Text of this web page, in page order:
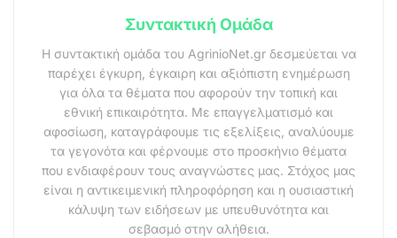
Συντακτική Ομάδα
Η συντακτική ομάδα του AgrinioNet.gr δεσμεύεται να
παρέχει έγκυρη, έγκαιρη και αξιόπιστη ενημέρωση
για όλα τα θέματα που αφορούν την τοπική και
εθνική επικαιρότητα. Με επαγγελματισμό και
αφοσίωση, καταγράφουμε τις εξελίξεις, αναλύουμε
τα γεγονότα και φέρνουμε στο προσκήνιο θέματα
που ενδιαφέρουν τους αναγνώστες μας. Στόχος μας
είναι η αντικειμενική πληροφόρηση και η ουσιαστική
κάλυψη των ειδήσεων με υπευθυνότητα και
σεβασμό στην αλήθεια.